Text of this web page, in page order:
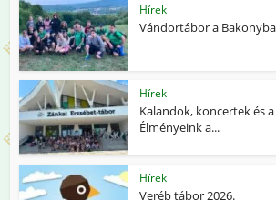
Hírek
Vándortábor a
Hírek
Kalandok, koncertek és a
Élményeink a...
Hírek
Veréb tábor 2026.